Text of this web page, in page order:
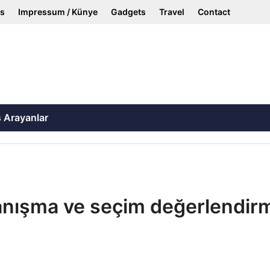
Impressum / Künye Gadgets Travel Contact
Arayanlar
ve seçim